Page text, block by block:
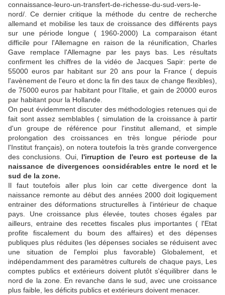
connaissance-leuro-un-transfert-de-richesse-du-sud-vers-le-
nord/. Ce dernier critique la méthode du centre de recherche
allemand et mobilise les taux de croissance des différents pays
sur une période longue ( 1960-2000) La comparaison étant
difficile pour l'Allemagne en raison de la réunification, Charles
Gave remplace l'Allemagne par les pays bas. Les résultats
confirment les chiffres de la vidéo de Jacques Sapir: perte de
55000 euros par habitant sur 20 ans pour la France ( depuis
l'avènement de l'euro et donc la fin des taux de change flexibles),
de 75000 euros par habitant pour l'Italie, et gain de 20000 euros
par habitant pour la Hollande.
On peut évidemment discuter des méthodologies retenues qui de
fait sont assez semblables ( simulation de la croissance à partir
d'un groupe de référence pour l'institut allemand, et simple
prolongation des croissances en très longue période pour
l'Institut français), on notera toutefois la très grande convergence
des conclusions. Oui, l'irruption de l'euro est porteuse de la
naissance de divergences considérables entre le nord et le
sud de la zone.
Il faut toutefois aller plus loin car cette divergence dont la
naissance remonte au début des années 2000 doit logiquement
entrainer des déformations structurelles à l'intérieur de chaque
pays. Une croissance plus élevée, toutes choses égales par
ailleurs, entraine des recettes fiscales plus importantes ( l'Etat
profite fiscalement du boum des affaires) et des dépenses
publiques plus réduites (les dépenses sociales se réduisent avec
une situation de l'emploi plus favorable) Globalement, et
indépendamment des paramètres culturels de chaque pays, Les
comptes publics et extérieurs doivent plutôt s'équilibrer dans le
nord de la zone. En revanche dans le sud, avec une croissance
plus faible, les déficits publics et extérieurs doivent menacer.